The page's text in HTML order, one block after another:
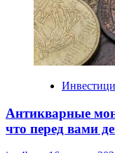
Антикварные
что перед вами